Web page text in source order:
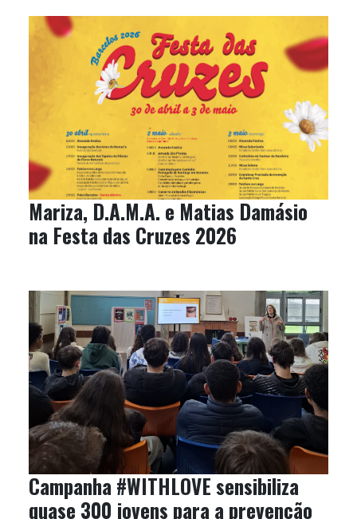
Mariza, D.A.M.A. e Matias Damásio
na Festa das Cruzes 2026
Campanha #WITHLOVE sensibiliza
quase 300 jovens para a prevenção